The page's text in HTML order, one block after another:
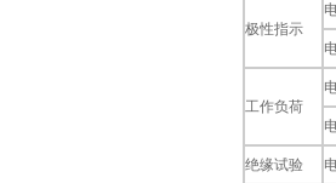
极性指示
工作负荷
绝缘试验